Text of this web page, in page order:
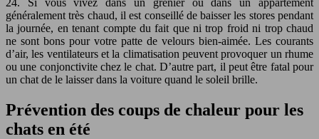
généralement très chaud, il est conseillé de baisser les stores pendant
la journée, en tenant compte du fait que ni trop froid ni trop chaud
ne sont bons pour votre patte de velours bien-aimée. Les courants
d’air, les ventilateurs et la climatisation peuvent provoquer un rhume
ou une conjonctivite chez le chat. D’autre part, il peut être fatal pour
un chat de le laisser dans la voiture quand le soleil brille.
Prévention des coups de chaleur pour les
chats en été